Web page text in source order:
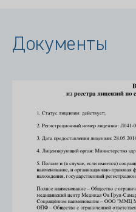
Документы